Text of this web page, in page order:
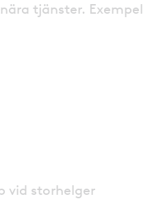
tjänster. Exempel
vid storhelger